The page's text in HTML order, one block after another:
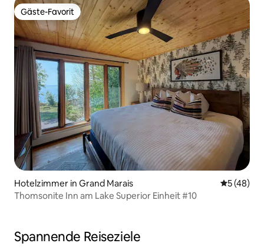
Gäste-Favorit
Gäste-Favorit
Hotelzimmer in Grand Marais
5 (48)
Thomsonite Inn am Lake Superior Einheit #10
Spannende Reiseziele